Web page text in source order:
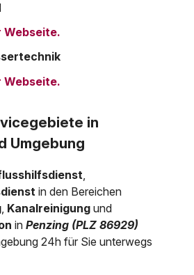
Webseite.
Webseite.
in
Umgebung
in den Bereichen
Kanalreinigungund
inPenzing (PLZ 86929)
24h für Sie unterwegs